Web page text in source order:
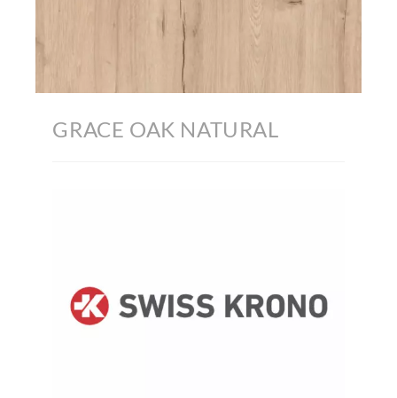
GRACE OAK NATURAL